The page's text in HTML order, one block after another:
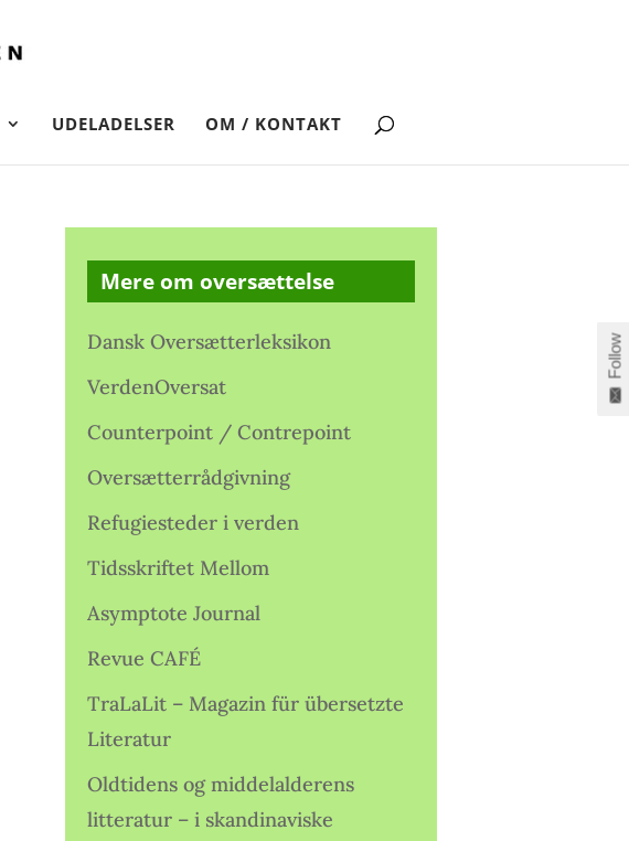
UDELADELSER OM / KONTAKT
Mere om oversættelse
Dansk Oversætterleksikon
VerdenOversat
Counterpoint / Contrepoint
Oversætterrådgivning
Refugiesteder i verden
Tidsskriftet Mellom
Asymptote Journal
Revue CAFÉ
TraLaLit – Magazin für übersetzte
Literatur
Oldtidens og middelalderens
litteratur – i skandinaviske
Follow